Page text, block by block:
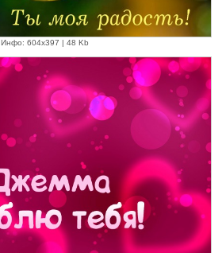
Инфо: 604х397 | 48 Kb